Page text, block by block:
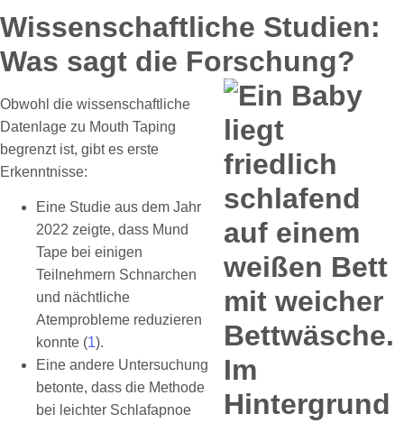
Wissenschaftliche Studien:
Was sagt die Forschung?
Obwohl die wissenschaftliche
Datenlage zu Mouth Taping
begrenzt ist, gibt es erste
Erkenntnisse:
Eine Studie aus dem Jahr
2022 zeigte, dass Mund
Tape bei einigen
Teilnehmern Schnarchen
und nächtliche
Atemprobleme reduzieren
konnte (1).
Eine andere Untersuchung
betonte, dass die Methode
bei leichter Schlafapnoe